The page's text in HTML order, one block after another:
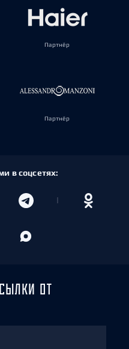
Партнёр
Партнёр
в соцсетях:
ОТ